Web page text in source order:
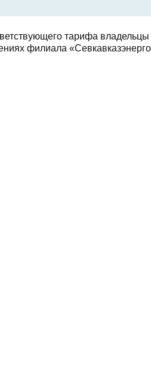
тарифа владельцы
филиала